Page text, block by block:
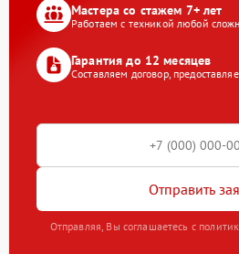
Мастера со стажем 7+ лет
Работаем с техникой любой
Гарантия до 12 месяцев
Составляем договор,
Отправить
Отправляя, Вы соглашаетесь с